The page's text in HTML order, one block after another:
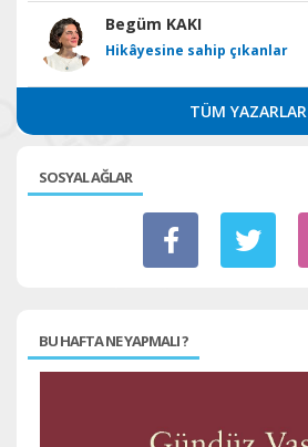
Begüm KAKI
Hikâyesine sahip çıkanlar
TÜM YAZARLAR
SOSYAL AĞLAR
BU HAFTA NE YAPMALI ?